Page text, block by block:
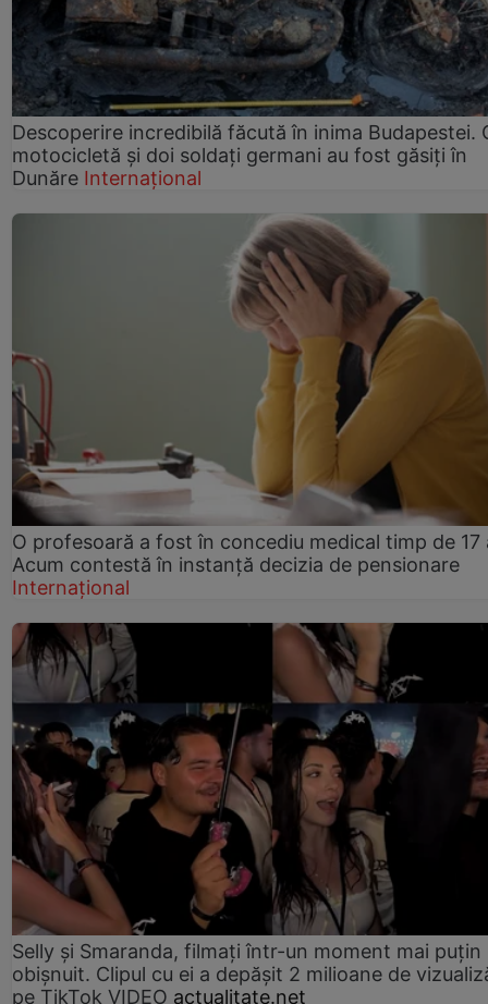
Descoperire incredibilă făcută în inima Budapestei.
motocicletă și doi soldați germani au fost găsiți în
Dunăre Internațional
O profesoară a fost în concediu medical timp de 17
Acum contestă în instanță decizia de pensionare
Internațional
Selly și Smaranda, filmați într-un moment mai puțin
obișnuit. Clipul cu ei a depășit 2 milioane de
pe TikTok VIDEO actualitate.net